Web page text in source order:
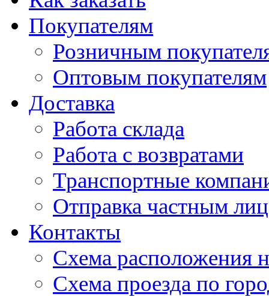
Покупателям
Розничным
Оптовым покупателям
Доставка
Работа склада
Работа с возвратами
Транспортные
Отправка частным
Контакты
Схема расположения
Схема проезда по